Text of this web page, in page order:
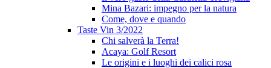
Mina Bazari: impegno per la natura
Come, dove e quando
Taste Vin 3/2022
Chi salverà la Terra!
Acaya: Golf Resort
Le origini e i luoghi dei calici rosa